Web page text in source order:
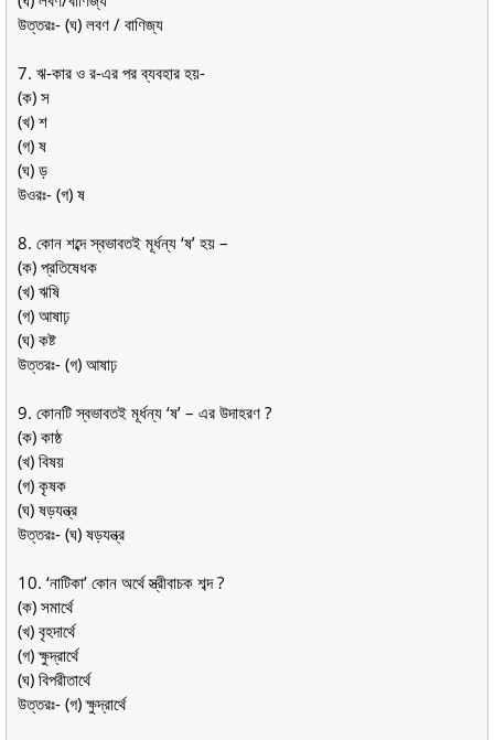
উত্তরঃ- (ঘ) লবণ / বাণিজ্য
7. ঋ-কার ও র-এর পর ব্যবহার হয়-
(ক) স
(খ) শ
(গ) ষ
(ঘ) ড়
উওরঃ- (গ) ষ
8. কোন শব্দে স্বভাবতই মূর্ধন্য ‘ষ’ হয় –
(ক) প্রতিষেধক
(খ) ঋষি
(গ) আষাঢ়
(ঘ) কষ্ট
উত্তরঃ- (গ) আষাঢ়
9. কোনটি স্বভাবতই মূর্ধন্য ‘ষ’ – এর উদাহরণ ?
(ক) কাষ্ঠ
(খ) বিষয়
(গ) কৃষক
(ঘ) ষড়যন্ত্র
উত্তরঃ- (ঘ) ষড়যন্ত্র
10. ‘নাটিকা’ কোন অর্থে স্ত্রীবাচক শব্দ ?
(ক) সমার্থে
(খ) বৃহদার্থে
(গ) ক্ষুদ্রার্থে
(ঘ) বিপরীতার্থে
উত্তরঃ- (গ) ক্ষুদ্রার্থে